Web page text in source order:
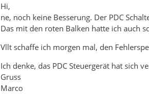
Hi,
ne, noch keine Besserung. Der PDC
Das mit den roten Balken hatte ich auch
Vllt schaffe ich morgen mal, den
Ich denke, das PDC Steuergerät hat sich
Gruss
Marco